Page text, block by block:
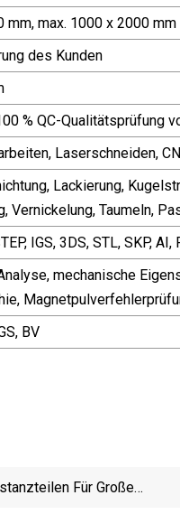
mm, max. 1000 x 2000 mm
des Kunden
% QC-Qualitätsprüfung
Laserschneiden,
Lackierung,
Vernickelung, Taumeln,
IGS, 3DS, STL, SKP,
mechanische
BV
Für Große